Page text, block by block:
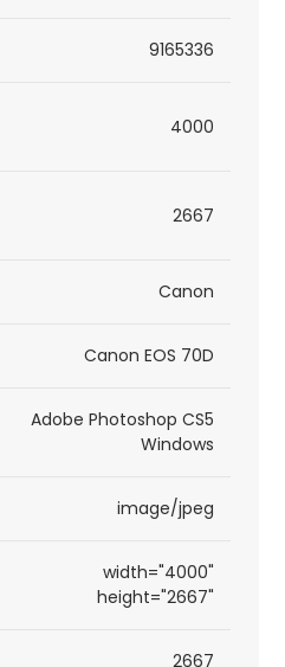
9165336
4000
2667
Canon
Canon EOS 70D
Adobe Photoshop CS5
Windows
image/jpeg
width="4000"
height="2667"
2667